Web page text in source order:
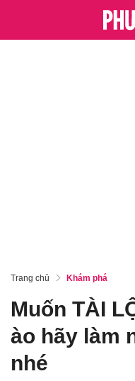
Trang chủ Khám phá
Muốn TÀI
ào hãy làm
nhé